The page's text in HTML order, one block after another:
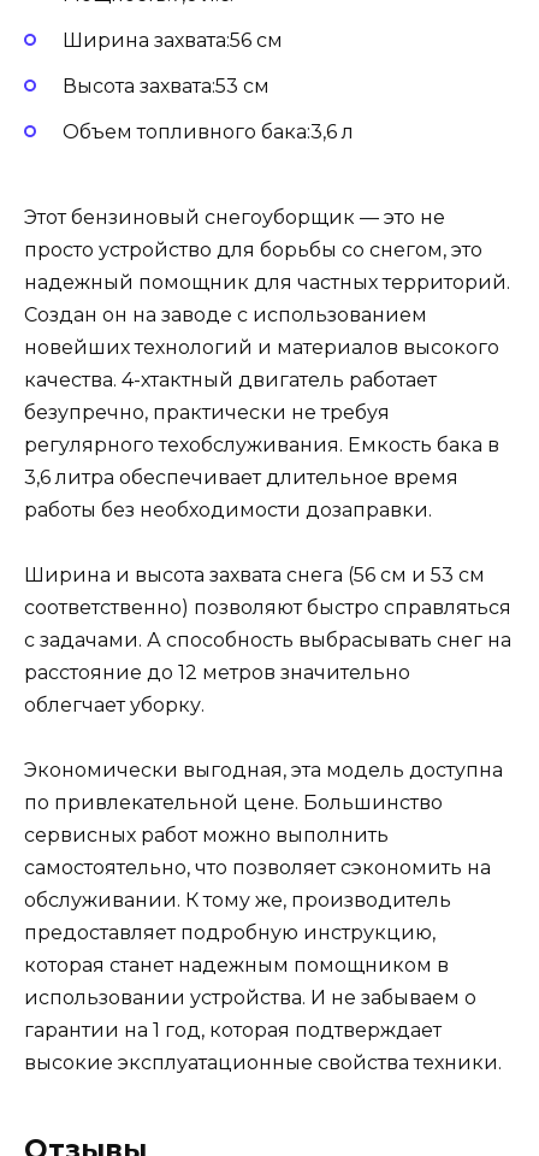
Ширина захвата:56 см
Высота захвата:53 см
Объем топливного бака:3,6 л
Этот бензиновый снегоуборщик — это не
просто устройство для борьбы со снегом, это
надежный помощник для частных территорий.
Создан он на заводе с использованием
новейших технологий и материалов высокого
качества. 4-хтактный двигатель работает
безупречно, практически не требуя
регулярного техобслуживания. Емкость бака в
3,6 литра обеспечивает длительное время
работы без необходимости дозаправки.
Ширина и высота захвата снега (56 см и 53 см
соответственно) позволяют быстро справляться
с задачами. А способность выбрасывать снег на
расстояние до 12 метров значительно
облегчает уборку.
Экономически выгодная, эта модель доступна
по привлекательной цене. Большинство
сервисных работ можно выполнить
самостоятельно, что позволяет сэкономить на
обслуживании. К тому же, производитель
предоставляет подробную инструкцию,
которая станет надежным помощником в
использовании устройства. И не забываем о
гарантии на 1 год, которая подтверждает
высокие эксплуатационные свойства техники.